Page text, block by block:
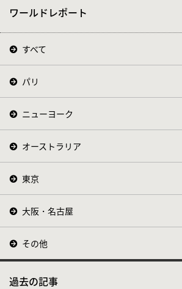
ワールドレポート
すべて
パリ
ニューヨーク
オーストラリア
東京
大阪・名古屋
その他
過去の記事